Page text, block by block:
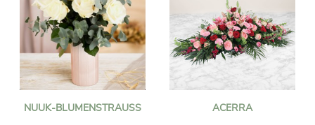
NUUK-BLUMENSTRAUSS
ACERRA